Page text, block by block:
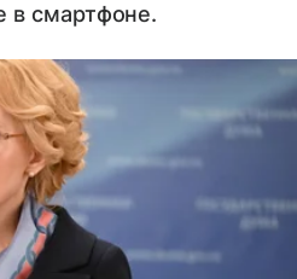
в смартфоне.